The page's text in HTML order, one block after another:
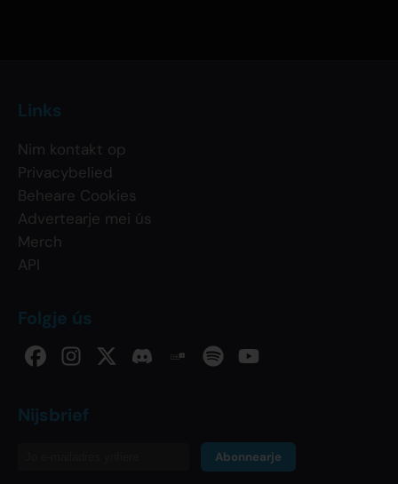
Links
Nim kontakt op
Privacybelied
Beheare Cookies
Advertearje mei ús
Merch
API
Folgje ús
Nijsbrief
Abonnearje